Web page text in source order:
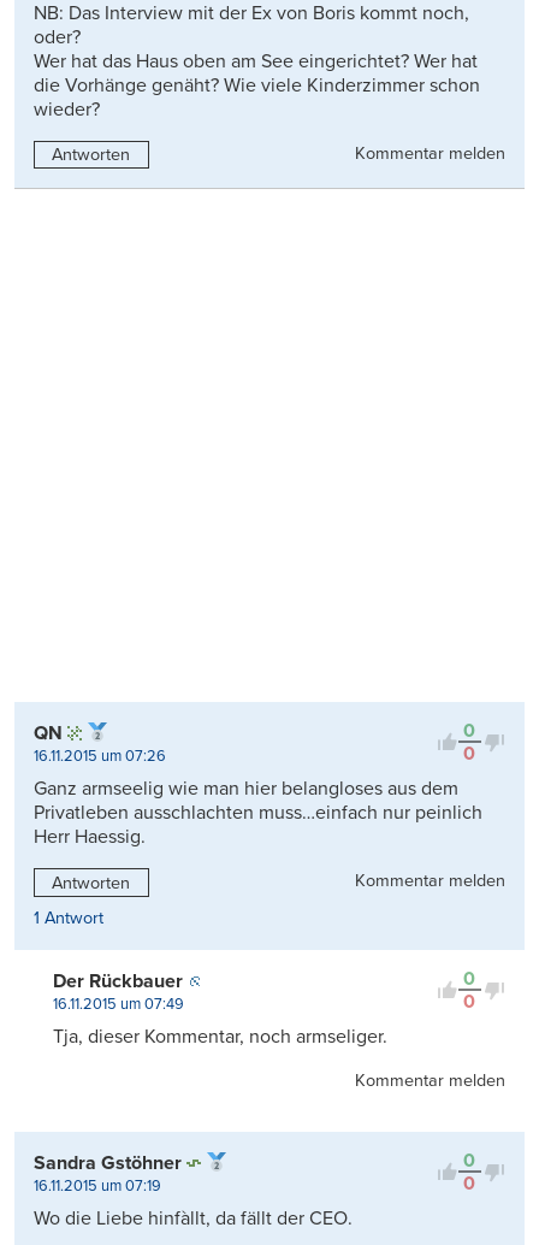
NB: Das Interview mit der Ex von Boris kommt noch,
oder?
Wer hat das Haus oben am See eingerichtet? Wer hat
die Vorhänge genäht? Wie viele Kinderzimmer schon
wieder?
Antworten Kommentar melden
0
0
QN
16.11.2015 um 07:26
Ganz armseelig wie man hier belangloses aus dem
Privatleben ausschlachten muss…einfach nur peinlich
Herr Haessig.
Antworten
Kommentar melden
1 Antwort
0
0
Der Rückbauer
16.11.2015 um 07:49
Tja, dieser Kommentar, noch armseliger.
Kommentar melden
0
0
Sandra Gstöhner
16.11.2015 um 07:19
Wo die Liebe hinfàllt, da fällt der CEO.